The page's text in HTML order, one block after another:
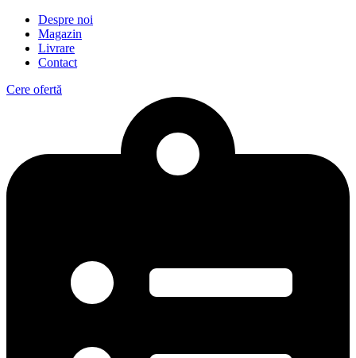
Despre noi
Magazin
Livrare
Contact
Cere ofertă